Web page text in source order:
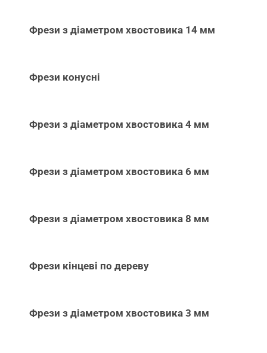
Фрези з діаметром хвостовика 14 мм
Фрези конусні
Фрези з діаметром хвостовика 4 мм
Фрези з діаметром хвостовика 6 мм
Фрези з діаметром хвостовика 8 мм
Фрези кінцеві по дереву
Фрези з діаметром хвостовика 3 мм